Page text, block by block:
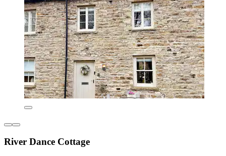
River Dance Cottage